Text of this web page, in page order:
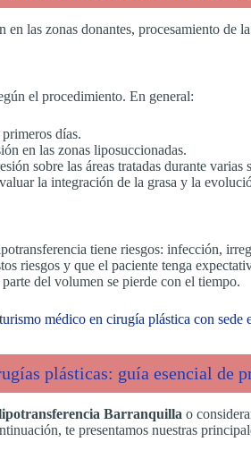
las zonas donantes, procesamiento de
el procedimiento. En general:
días.
en las zonas liposuccionadas.
sobre las áreas tratadas durante varias
la integración de la grasa y la
tiene riesgos: infección,
riesgos y que el paciente tenga
del volumen se pierde con el tiempo.
médico en cirugía plástica con sede
plásticas: guía esencial de
Barranquilla o
te presentamos nuestras